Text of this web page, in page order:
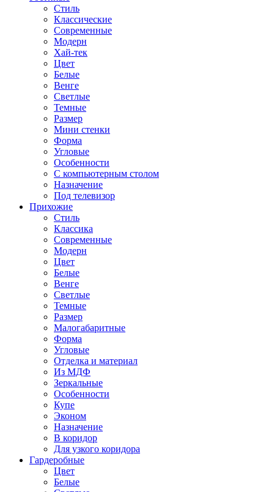
Стиль
Классические
Современные
Модерн
Хай-тек
Цвет
Белые
Венге
Светлые
Темные
Размер
Мини стенки
Форма
Угловые
Особенности
С компьютерным столом
Назначение
Под телевизор
Прихожие
Стиль
Классика
Современные
Модерн
Цвет
Белые
Венге
Светлые
Темные
Размер
Малогабаритные
Форма
Угловые
Отделка и материал
Из МДФ
Зеркальные
Особенности
Купе
Эконом
Назначение
В коридор
Для узкого коридора
Гардеробные
Цвет
Белые